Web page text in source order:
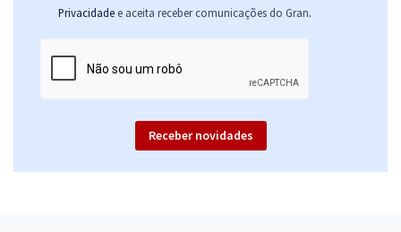
Privacidade e aceita receber comunicações do Gran.
Receber novidades